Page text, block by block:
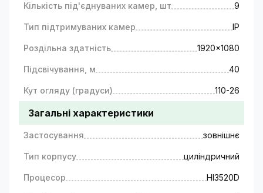
Кількість під'єднуваних камер, шт 9
Тип підтримуваних камер IP
Роздільна здатність 1920x1080
Підсвічування, м 40
Кут огляду (градуси) 110-26
Загальні характеристики
Застосування зовнішнє
Тип корпусу циліндричний
Процесор HI3520D